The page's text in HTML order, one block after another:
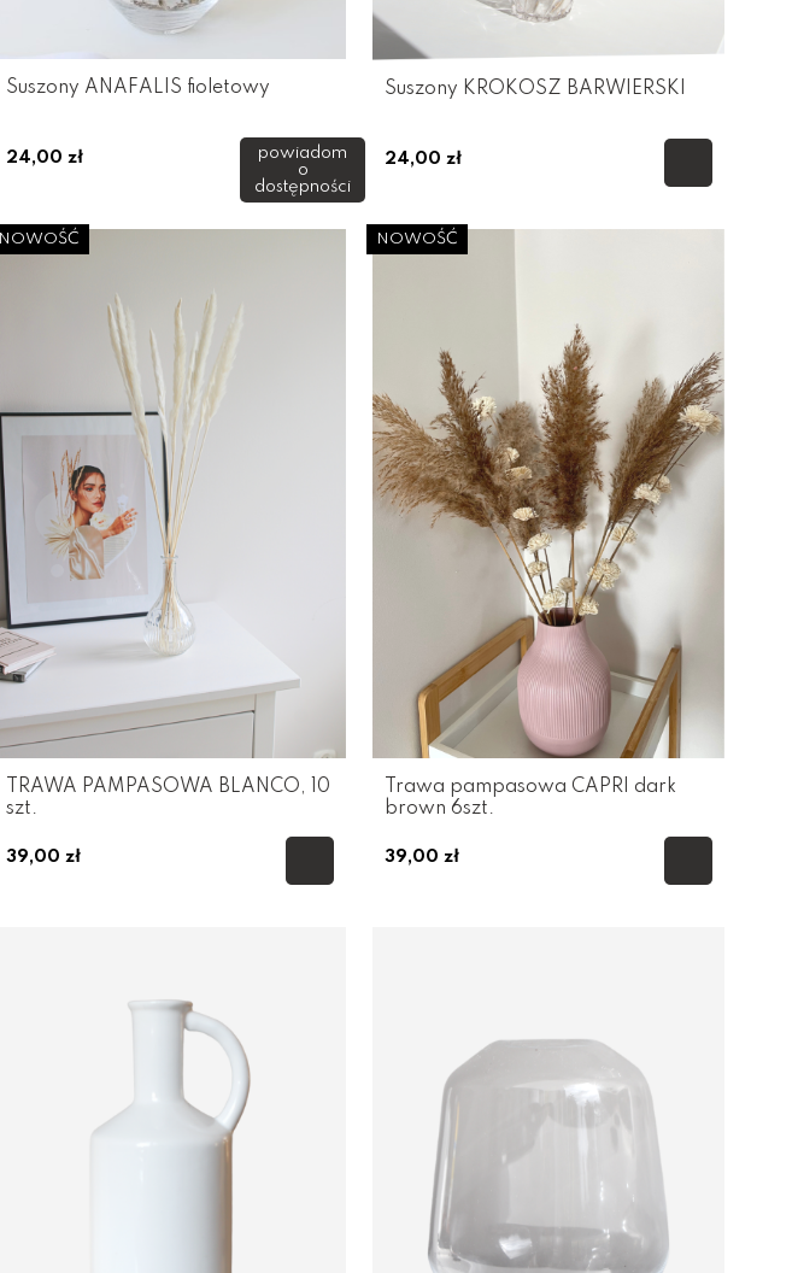
Suszony ANAFALIS fioletowy
24,00 zł
powiadom
o
dostępności
Suszony KROKOSZ BARWIERSKI
24,00 zł
TRAWA PAMPASOWA BLANCO, 10
szt.
39,00 zł
NOWOŚĆ
Trawa pampasowa CAPRI dark
brown 6szt.
39,00 zł
NOWOŚĆ